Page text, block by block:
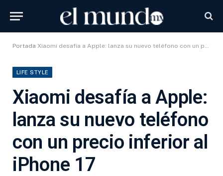
Portada Xiaomi desafía a Apple: lanza su nuevo teléfono con un precio inferior al iPhone 17
LIFE STYLE
Xiaomi desafía a Apple:
lanza su nuevo teléfono
con un precio inferior al
iPhone 17